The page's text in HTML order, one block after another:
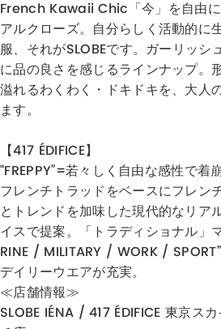
French Kawaii Chic「今」を自由に
アルクローズ。自分らしく活動的に
服、それがSLOBEです。ガーリッシ
に品の良さを感じるラインナップ。
溢れるわくわく・ドキドキを、大人
ます。
【417 ÉDIFICE】
“FREPPY”=若々しく自由な感性で着
フレンチトラッドをベースにフレン
とトレンドを加味した現代的なリア
イスで提案。「トラディショナル」
RINE / MILITARY / WORK /
デイリーウエアが充実。
≪店舗情報≫
SLOBE IÉNA / 417 ÉDIFICE 東京ス